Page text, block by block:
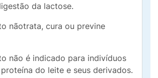
da lactose.
nãotrata, cura ou previne
não é indicado para indivíduos
do leite e seus derivados.